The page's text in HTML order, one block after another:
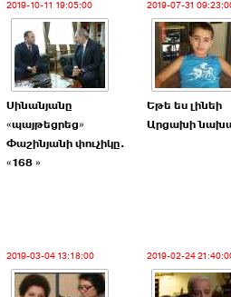
2019-10-11 19:05:00
Սինանյանը
«պայթեցրեց»
Փաշինյանի փուչիկը.
«168 »
2019-07-31
Եթե ես լինեի
Արցախի
2019-03-04 13:18:00 2019-02-24